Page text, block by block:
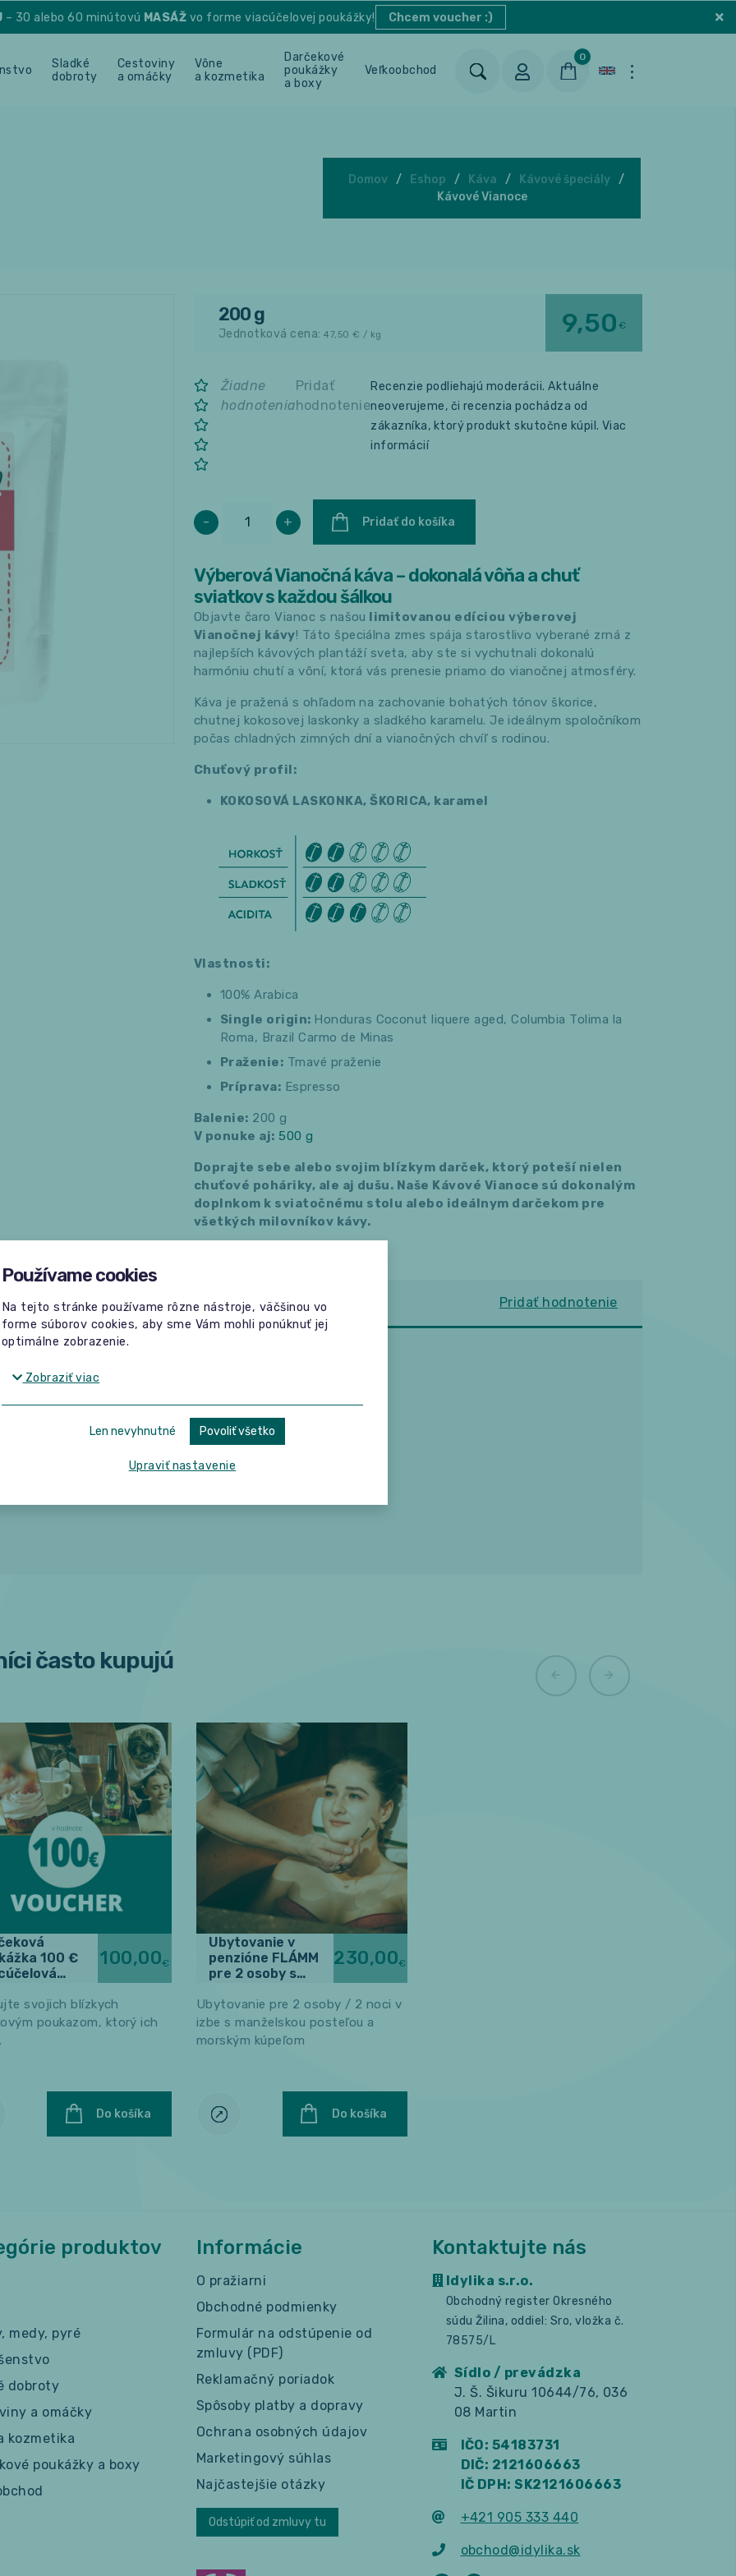
– 30 alebo 60 minútovú MASÁŽ vo forme viacúčelovej poukážky! Chcem voucher :)
Sladké
dobroty
Cestoviny
a omáčky
Vône
a kozmetika
Darčekové
poukážky
a boxy
Veľkoobchod Blog Kontakt
0
Domov Eshop Káva
Kávové špeciály
Kávové Vianoce
200 g
Jednotková cena:47,50 € / kg 9,50 €
Žiadne
hodnotenia
Pridať
hodnotenie
Recenzie podliehajú moderácii. Aktuálne
neoverujeme, či recenzia pochádza od
zákazníka, ktorý produkt skutočne kúpil. Viac
informácií
- + Pridať do košíka
Výberová Vianočná káva – dokonalá vôňa a chuť
sviatkov s každou šálkou
Objavte čaro Vianoc s našou limitovanou edíciou výberovej
Vianočnej kávy! Táto špeciálna zmes spája starostlivo vyberané zrná z
najlepších kávových plantáží sveta, aby ste si vychutnali dokonalú
harmóniu chutí a vôní, ktorá vás prenesie priamo do vianočnej atmosféry.
Káva je pražená s ohľadom na zachovanie bohatých tónov škorice,
chutnej kokosovej laskonky a sladkého karamelu. Je ideálnym spoločníkom
počas chladných zimných dní a vianočných chvíľ s rodinou.
Chuťový profil:
KOKOSOVÁ LASKONKA, ŠKORICA, karamel
Vlastnosti:
100% Arabica
Single origin: Honduras Coconut liquere aged, Columbia Tolima la
Roma, Brazil Carmo de Minas
Praženie: Tmavé praženie
Príprava: Espresso
Balenie: 200 g
V ponuke aj: 500 g
Doprajte sebe alebo svojim blízkym darček, ktorý poteší nielen
chuťové poháriky, ale aj dušu. Naše Kávové Vianoce sú dokonalým
doplnkom k sviatočnému stolu alebo ideálnym darčekom pre
všetkých milovníkov kávy.
Bez hodnotení Pridať hodnotenie
Žiadne hodnotenia
často kupujú
100 €
100,00€
svojich blízkych
poukazom, ktorý ich
Do košíka
Ubytovanie v
penzióne FLÁMM
pre 2 osoby s
230,00€
Ubytovanie pre 2 osoby / 2 noci v
izbe s manželskou posteľou a
morským kúpeľom
Do košíka
produktov
medy, pyré
dobroty
a omáčky
kozmetika
poukážky a boxy
Informácie
O pražiarni
Obchodné podmienky
Formulár na odstúpenie od
zmluvy (PDF)
Reklamačný poriadok
Spôsoby platby a dopravy
Ochrana osobných údajov
Marketingový súhlas
Najčastejšie otázky
Odstúpiť od zmluvy tu
Kontaktujte nás
Idylika s.r.o.
Obchodný register Okresného
súdu Žilina, oddiel: Sro, vložka č.
78575/L
Sídlo / prevádzka
J. Š. Šikuru 10644/76, 036
08 Martin
IČO: 54183731
DIČ: 2121606663
IČ DPH: SK2121606663
+421 905 333 440
obchod@idylika.sk
Používame cookies
Na tejto stránke používame rôzne nástroje, väčšinou vo
forme súborov cookies, aby sme Vám mohli ponúknuť jej
optimálne zobrazenie.
Zobraziť viac
Len nevyhnutné Povoliť všetko
Upraviť nastavenie